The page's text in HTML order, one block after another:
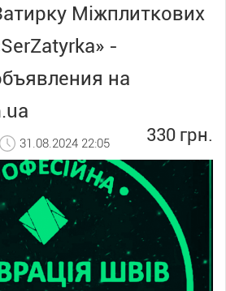
Міжплиткових
-
на
330 грн.
31.08.2024 22:05